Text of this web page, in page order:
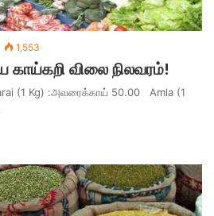
1,553
காய்கறி விலை நிலவரம்!
(1 Kg) :அவரைக்காய் 50.00 Amla (1